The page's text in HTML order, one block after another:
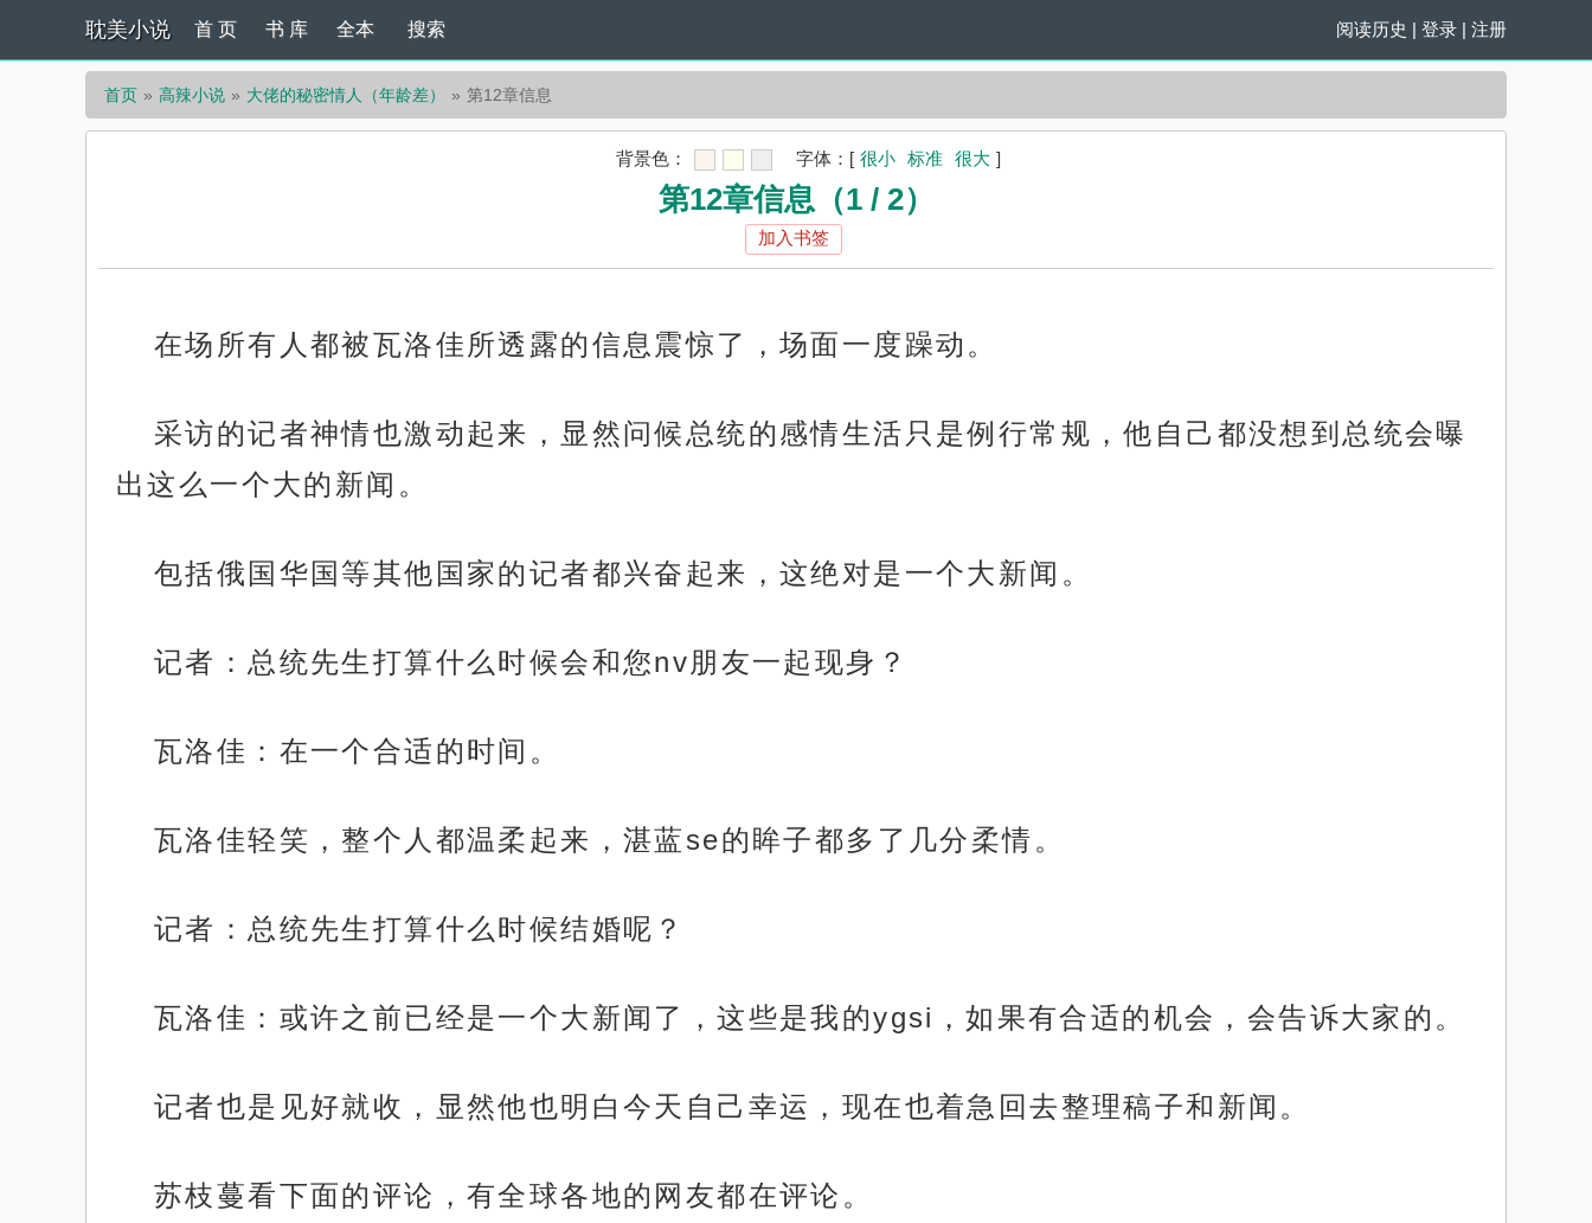
耽美小说 阅读历史 | 登录 | 注册
首 页 书 库 全本 搜索
首页 高辣小说 大佬的秘密情人（年龄差） 第12章信息
背景色： 字体： [ 很小 标准 很大 ]
第12章信息（1 / 2）
加入书签
在场所有人都被瓦洛佳所透露的信息震惊了，场面一度躁动。
采访的记者神情也激动起来，显然问候总统的感情生活只是例行常规，他自己都没想到总统会曝
出这么一个大的新闻。
包括俄国华国等其他国家的记者都兴奋起来，这绝对是一个大新闻。
记者：总统先生打算什么时候会和您nv朋友一起现身？
瓦洛佳：在一个合适的时间。
瓦洛佳轻笑，整个人都温柔起来，湛蓝se的眸子都多了几分柔情。
记者：总统先生打算什么时候结婚呢？
瓦洛佳：或许之前已经是一个大新闻了，这些是我的ygsi，如果有合适的机会，会告诉大家的。
记者也是见好就收，显然他也明白今天自己幸运，现在也着急回去整理稿子和新闻。
苏枝蔓看下面的评论，有全球各地的网友都在评论。